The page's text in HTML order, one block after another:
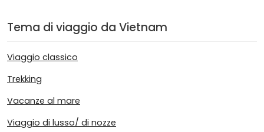
Tema di viaggio da Vietnam
Viaggio classico
Trekking
Vacanze al mare
Viaggio di lusso/ di nozze